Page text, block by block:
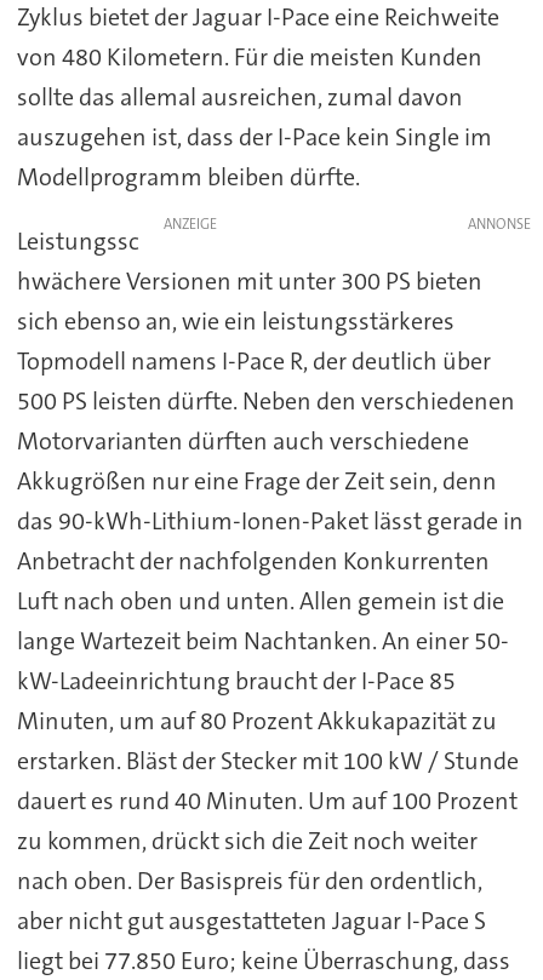
Zyklus bietet der Jaguar I-Pace eine Reichweite
von 480 Kilometern. Für die meisten Kunden
sollte das allemal ausreichen, zumal davon
auszugehen ist, dass der I-Pace kein Single im
Modellprogramm bleiben dürfte.
ANZEIGE
Leistungssc
hwächere Versionen mit unter 300 PS bieten
sich ebenso an, wie ein leistungsstärkeres
Topmodell namens I-Pace R, der deutlich über
500 PS leisten dürfte. Neben den verschiedenen
Motorvarianten dürften auch verschiedene
Akkugrößen nur eine Frage der Zeit sein, denn
das 90-kWh-Lithium-Ionen-Paket lässt gerade in
Anbetracht der nachfolgenden Konkurrenten
Luft nach oben und unten. Allen gemein ist die
lange Wartezeit beim Nachtanken. An einer 50-
kW-Ladeeinrichtung braucht der I-Pace 85
Minuten, um auf 80 Prozent Akkukapazität zu
erstarken. Bläst der Stecker mit 100 kW / Stunde
dauert es rund 40 Minuten. Um auf 100 Prozent
zu kommen, drückt sich die Zeit noch weiter
nach oben. Der Basispreis für den ordentlich,
aber nicht gut ausgestatteten Jaguar I-Pace S
liegt bei 77.850 Euro; keine Überraschung, dass